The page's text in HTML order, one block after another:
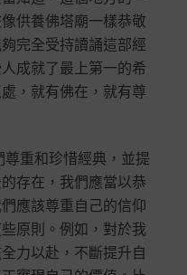
供養佛塔廟一樣恭敬
完全受持讀誦這部經
成就了最上第一的希
，就有佛在，就有尊
重和珍惜經典，並提
存在，我們應當以恭
應該尊重自己的信仰
原則。例如，對於我
力以赴，不斷提升自